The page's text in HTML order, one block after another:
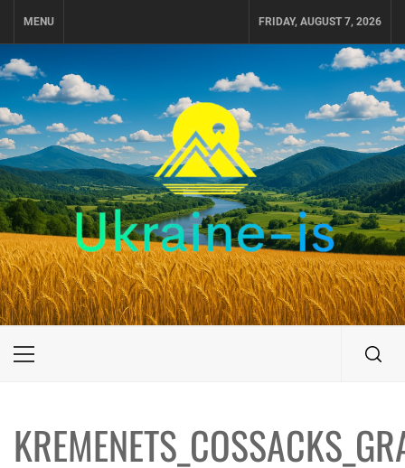
MENU FRIDAY, AUGUST 7, 2026
UKRAINE-IS
ПОДОРОЖI ПО УКРАЇНІ
Primary